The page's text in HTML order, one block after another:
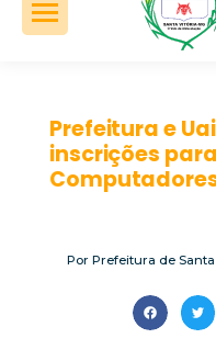
Prefeitura e
inscrições
PorPrefeitura de Santa